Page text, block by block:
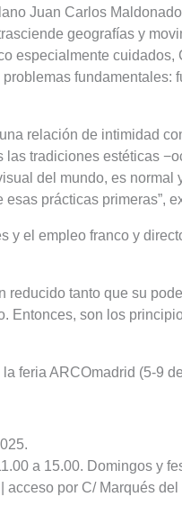
Juan Carlos
geografías y
especialmente
relación de intimidad
tradiciones estéticas
del mundo, es
prácticas primeras”,
y el empleo franco y
reducido tanto que su
son los
feria ARCOmadrid (5-9
a 15.00. Domingos y
acceso por C/ Marqués del